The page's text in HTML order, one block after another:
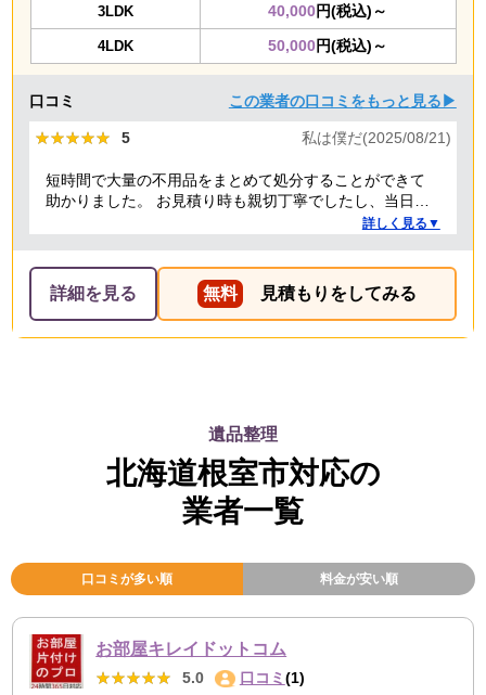
3LDK 40,000円(税込)～
4LDK 50,000円(税込)～
口コミ この業者の口コミをもっと見る▶
★★★★★
★★★★★ 5 私は僕だ(2025/08/21)
短時間で大量の不用品をまとめて処分することができて
助かりました。 お見積り時も親切丁寧でしたし、当日作
業を担当してくれた方たちも礼儀正しく気持ちよく対応
詳しく見る▼
詳細を見る 無料 見積もりをしてみる
遺品整理
北海道根室市対応の
業者一覧
口コミが多い順 料金が安い順
お部屋キレイドットコム
★★★★★
★★★★★ 5.0 口コミ (1)